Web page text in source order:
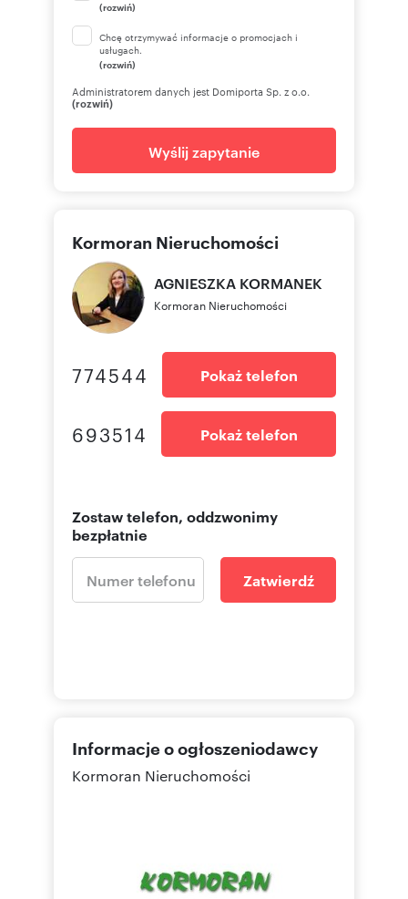
(rozwiń)
Chcę otrzymywać informacje o promocjach i
usługach.
(rozwiń)
Administratorem danych jest Domiporta Sp. z o.o.
(rozwiń)
Wyślij zapytanie
Kormoran Nieruchomości
AGNIESZKA KORMANEK
Kormoran Nieruchomości
774544 Pokaż telefon
693514 Pokaż telefon
Zostaw telefon, oddzwonimy
bezpłatnie
Zatwierdź
Informacje o ogłoszeniodawcy
Kormoran Nieruchomości